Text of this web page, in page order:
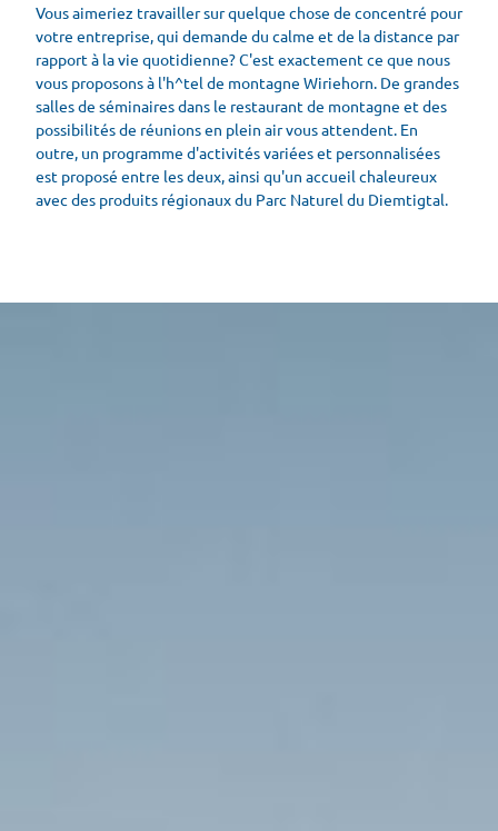
Vous aimeriez travailler sur quelque chose de concentré pour
votre entreprise, qui demande du calme et de la distance par
rapport à la vie quotidienne? C'est exactement ce que nous
vous proposons à l'h^tel de montagne Wiriehorn. De grandes
salles de séminaires dans le restaurant de montagne et des
possibilités de réunions en plein air vous attendent. En
outre, un programme d'activités variées et personnalisées
est proposé entre les deux, ainsi qu'un accueil chaleureux
avec des produits régionaux du Parc Naturel du Diemtigtal.